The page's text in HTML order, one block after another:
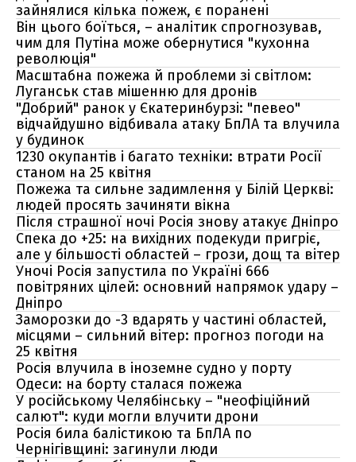
зайнялися кілька пожеж, є поранені
Він цього боїться, – аналітик спрогнозував,
чим для Путіна може обернутися "кухонна
революція"
Масштабна пожежа й проблеми зі світлом:
Луганськ став мішенню для дронів
"Добрий" ранок у Єкатеринбурзі: "певео"
відчайдушно відбивала атаку БпЛА та влучила
у будинок
1230 окупантів і багато техніки: втрати Росії
станом на 25 квітня
Пожежа та сильне задимлення у Білій Церкві:
людей просять зачиняти вікна
Після страшної ночі Росія знову атакує Дніпро
Спека до +25: на вихідних подекуди пригріє,
але у більшості областей – грози, дощ та вітер
Уночі Росія запустила по Україні 666
повітряних цілей: основний напрямок удару –
Дніпро
Заморозки до -3 вдарять у частині областей,
місцями – сильний вітер: прогноз погоди на
25 квітня
Росія влучила в іноземне судно у порту
Одеси: на борту сталася пожежа
У російському Челябінську – "неофіційний
салют": куди могли влучити дрони
Росія била балістикою та БпЛА по
Чернігівщині: загинули люди